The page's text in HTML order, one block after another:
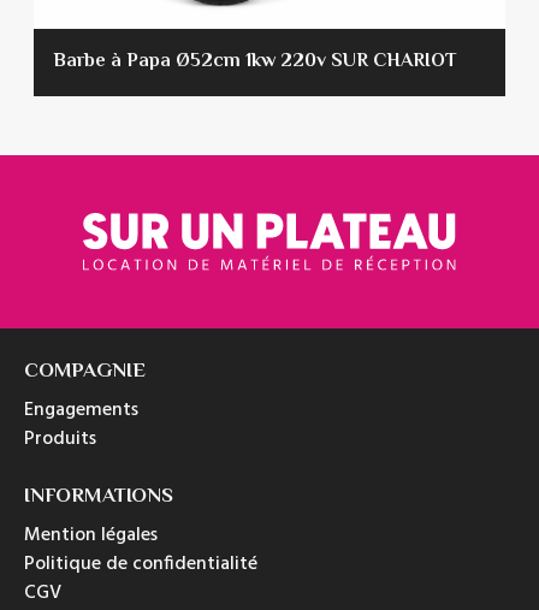
Barbe à Papa Ø52cm 1kw 220v SUR CHARIOT
COMPAGNIE
Engagements
Produits
INFORMATIONS
Mention légales
Politique de confidentialité
CGV